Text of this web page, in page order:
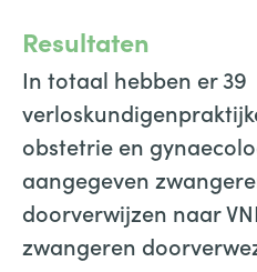
Resultaten
In totaal hebben er 39
obstetrie en
aangegeven
doorverwijzen naar
zwangeren